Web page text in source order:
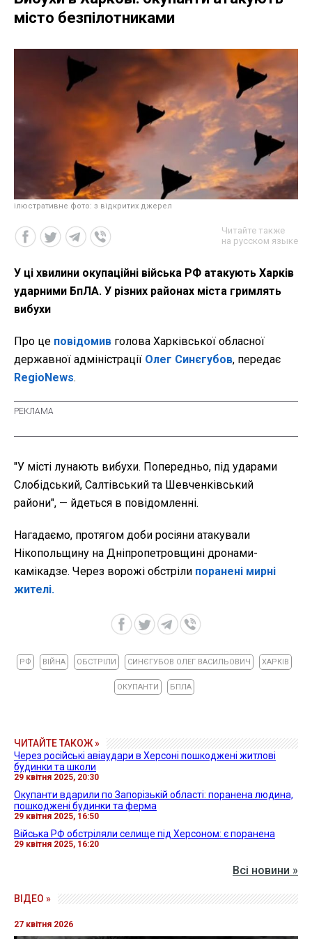
місто безпілотниками
ілюстративне фото: з відкритих джерел
Читайте также
на русском языке
У ці хвилини окупаційні війська РФ атакують Харків
ударними БпЛА. У різних районах міста гримлять
вибухи
Про це повідомив голова Харківської обласної
державної адміністрації Олег Синєгубов, передає
RegioNews.
"У місті лунають вибухи. Попередньо, під ударами
Слобідський, Салтівський та Шевченківський
райони", — йдеться в повідомленні.
Нагадаємо, протягом доби росіяни атакували
Нікопольщину на Дніпропетровщині дронами-
камікадзе. Через ворожі обстріли поранені мирні
жителі.
РФ ВІЙНА ОБСТРІЛИ СИНЄГУБОВ ОЛЕГ ВАСИЛЬОВИЧ ХАРКІВ
ОКУПАНТИ БПЛА
ЧИТАЙТЕ ТАКОЖ »
Через російські авіаудари в Херсоні пошкоджені житлові
будинки та школи
29 квітня 2025, 20:30
Окупанти вдарили по Запорізькій області: поранена людина,
пошкоджені будинки та ферма
29 квітня 2025, 16:50
Війська РФ обстріляли селище під Херсоном: є поранена
29 квітня 2025, 16:20
Всі новини »
ВІДЕО »
27 квітня 2026